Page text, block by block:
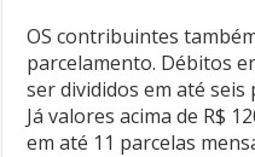
OS contribuintes
parcelamento. Débitos
ser divididos em até seis
Já valores acima de R$
em até 11 parcelas